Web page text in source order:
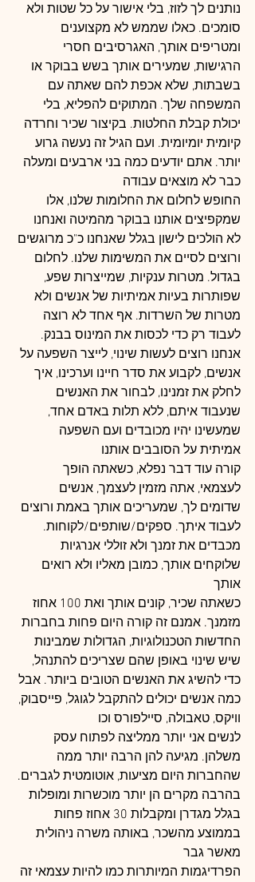
נותנים לך לזוז, בלי אישור על כל שטות ולא
סומכים. כאלו שממש לא מקצוענים
ומטריפים אותך, האגרסיבים חסרי
הרגישות, שמעירים אותך בשש בבוקר או
בשבתות, שלא אכפת להם שאתה עם
המשפחה שלך. המתוקים להפליא, בלי
יכולת קבלת החלטות. בקיצור שכיר וחרדה
קיומית יומיומית. ועם הגיל זה נעשה גרוע
יותר. אתם יודעים כמה בני ארבעים ומעלה
כבר לא מוצאים עבודה
החופש לחלום את החלומות שלנו, אלו
שמקפיצים אותנו בבוקר מהמיטה ואנחנו
לא הולכים לישון בגלל שאנחנו כ"כ מרוגשים
ורוצים לסיים את המשימות שלנו. לחלום
בגדול. מטרות ענקיות, שמייצרות שפע,
שפותרות בעיות אמיתיות של אנשים ולא
מטרות של השרדות. אף אחד לא רוצה
לעבוד רק כדי לכסות את המינוס בבנק.
אנחנו רוצים לעשות שינוי, לייצר השפעה על
אנשים, לקבוע את סדר חיינו וערכינו, איך
לחלק את זמנינו, לבחור את האנשים
שנעבוד איתם, ללא תלות באדם אחד,
שמעשינו יהיו מכובדים ועם השפעה
אמיתית על הסובבים אותנו
קורה עוד דבר נפלא, כשאתה הופך
לעצמאי, אתה מזמין לעצמך, אנשים
שדומים לך, שמעריכים אותך באמת ורוצים
לעבוד איתך. ספקים/שותפים/לקוחות.
מכבדים את זמנך ולא זוללי אנרגיות
שלוקחים אותך, כמובן מאליו ולא רואים
אותך
כשאתה שכיר, קונים אותך ואת 100 אחוז
מזמנך. אמנם זה קורה היום פחות בחברות
החדשות הטכנולוגיות, הגדולות שמבינות
שיש שינוי באופן שהם שצריכים להתנהל,
כדי להשיג את האנשים הטובים ביותר. אבל
כמה אנשים יכולים להתקבל לגוגל, פייסבוק,
וויקס, טאבולה, סיילפורס וכו
לנשים אני יותר ממליצה לפתוח עסק
משלהן. מגיעה להן הרבה יותר ממה
שהחברות היום מציעות, אוטומטית לגברים.
בהרבה מקרים הן יותר מוכשרות ומופלות
בגלל מגדרן ומקבלות 30 אחוז פחות
בממוצע מהשכר, באותה משרה ניהולית
מאשר גבר
הפרדיגמות המיותרות כמו להיות עצמאי זה